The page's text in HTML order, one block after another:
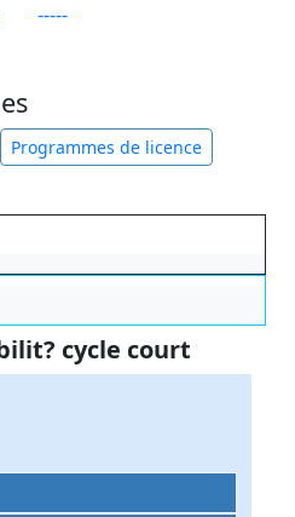
-----
Programmes de licence
cycle court